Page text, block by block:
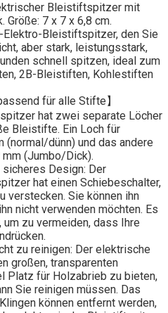
Bleistiftspitzer mit
Größe: 7 x 7 x 6,8 cm.
Elektro-Bleistiftspitzer, den Sie
aber stark, leistungsstark,
schnell spitzen, ideal zum
2B-Bleistiften, Kohlestiften
für alle Stifte】
hat zwei separate Löcher
Bleistifte. Ein Loch für
dünn) und das andere
(Jumbo/Dick).
Design: Der
hat einen Schiebeschalter,
verstecken. Sie können ihn
nicht verwenden möchten. Es
um zu vermeiden, dass Ihre
zu reinigen: Der elektrische
großen, transparenten
Platz für Holzabrieb zu bieten,
Sie reinigen müssen. Das
können entfernt werden,